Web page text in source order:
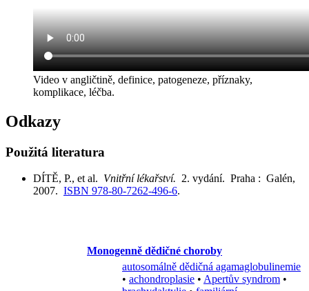
Video v angličtině, definice, patogeneze, příznaky,
komplikace, léčba.
Odkazy
Použitá literatura
DÍTĚ, P., et al. Vnitřní lékařství. 2. vydání. Praha : Galén,
2007. ISBN 978-80-7262-496-6.
Monogenně dědičné choroby
autosomálně dědičná agamaglobulinemie
• achondroplasie • Apertův syndrom •